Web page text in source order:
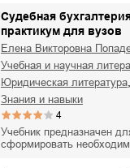
Судебная
практикум для вузов
Елена Викторовна
учебная и научная
юридическая литература
знания и навыки
4
Учебник предназначен
сформировать